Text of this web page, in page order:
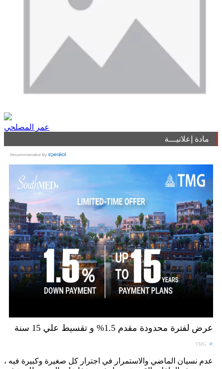
عمر المصلحي
مادة إعلانيـــة
عرض لفترة محدودة مقدم 1.5% و تقسيط علي 15 سنة
TMG
عدم نسيان الماضي والاستمرار في اجترار كل صغيرة وكبيرة فيه ،